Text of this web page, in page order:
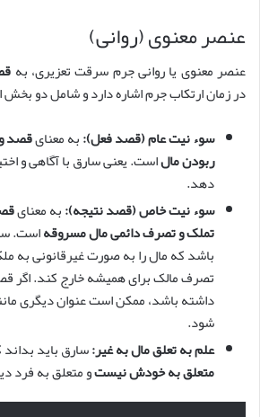
عنصر معنوی (روانی)
عنصر معنوی یا روانی جرم سرقت تعزیری، به
در زمان ارتکاب جرم اشاره دارد و شامل دو
سوء نیت عام (قصد فعل):به معنایقصد
ربودن مالاست. یعنی سارق با آگاهی و
دهد.
سوء نیت خاص (قصد نتیجه):به معنای
تملک و تصرف دائمی مال مسروقهاست.
باشد که مال را به صورت غیرقانونی به
تصرف مالک برای همیشه خارج کند. اگر
داشته باشد، ممکن است عنوان دیگری
شود.
علم به تعلق مال به غیر:سارق باید
متعلق به خودش نیستو متعلق به فرد